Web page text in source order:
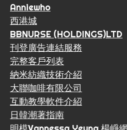
Anniewho
西港城
BBNURSE (HOLDINGS)LTD
刊登廣告連結服務
完整客戶列表
納米紡織技術介紹
大聯咖啡有限公司
互動教學軟件介紹
日韓潮著指南